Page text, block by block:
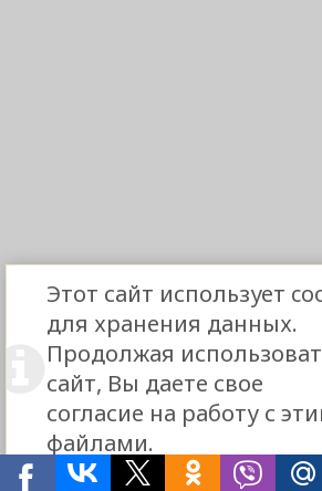
Этот сайт использует
для хранения данных.
Продолжая
сайт, Вы даете свое
согласие на работу с
файлами.